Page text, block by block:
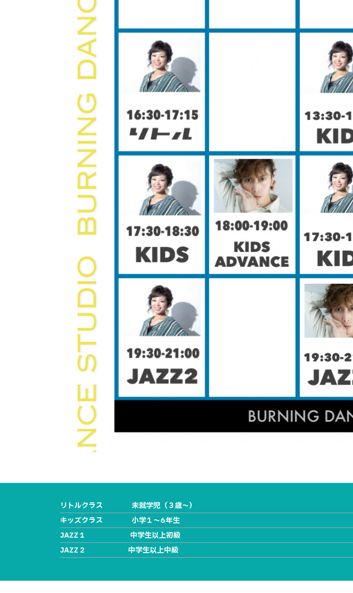
リトルクラス 未就学児（３歳〜）
キッズクラス 小学１〜6年生
JAZZ 1 中学生以上初級
JAZZ 2 中学生以上中級